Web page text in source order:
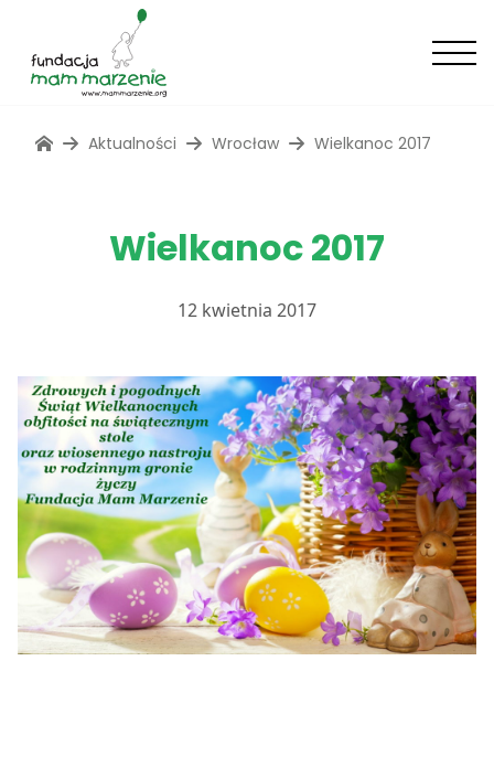
Aktualności Wrocław Wielkanoc 2017
Wielkanoc 2017
12 kwietnia 2017